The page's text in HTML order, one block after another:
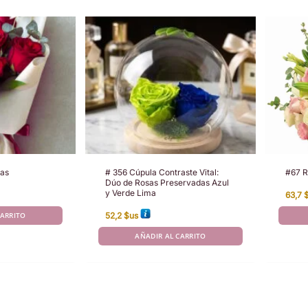
# 356 Cúpula Contraste Vital:
Dúo de Rosas Preservadas Azul
y Verde Lima
52,2$us
AÑADIR AL CARRITO
#67
63,7